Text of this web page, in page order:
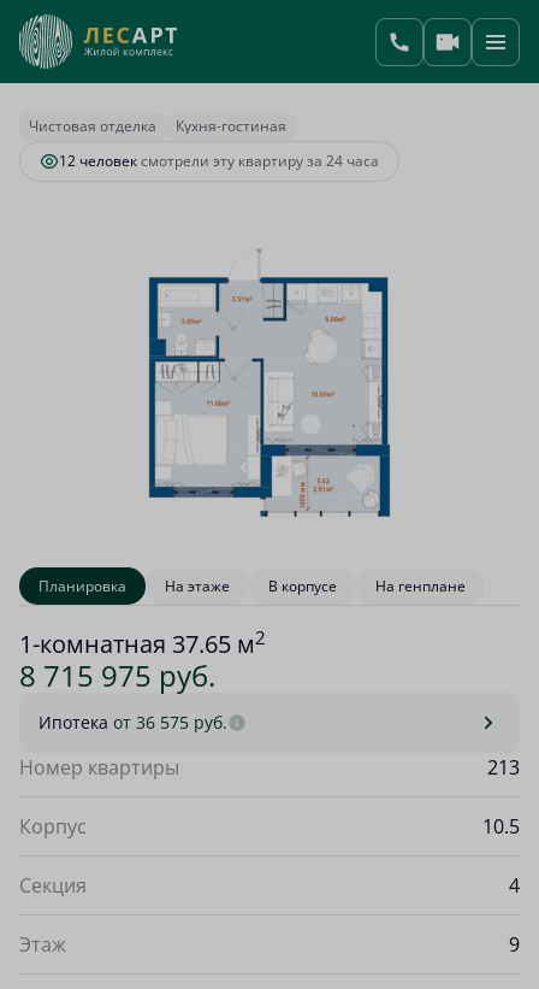
1-комнатная37.65 м 8 715 975 руб.
Ипотека от 36 575 руб.
Чистовая отделка
Кухня-гостиная
12 человексмотрели эту квартиру за 24 часа
Планировка На этаже В корпусе На генплане
1-комнатная 37.65 м2
8 715 975 руб.
Ипотека от 36 575 руб.
Номер квартиры 213
Корпус 10.5
Секция 4
Этаж 9